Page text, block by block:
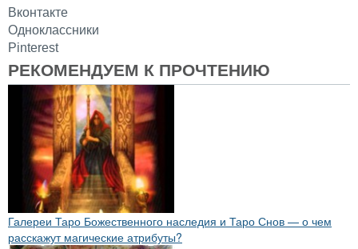
Вконтакте
Одноклассники
Pinterest
РЕКОМЕНДУЕМ К ПРОЧТЕНИЮ
Галереи Таро Божественного наследия и Таро Снов — о чем
расскажут магические атрибуты?